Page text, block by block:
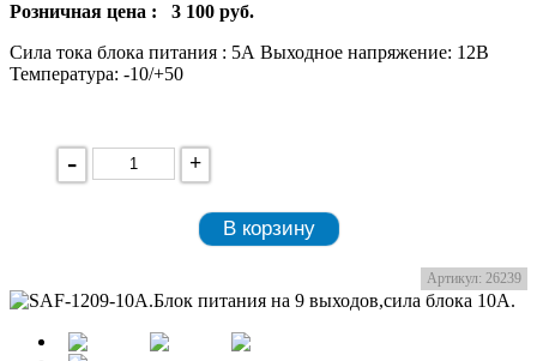
Розничная цена : 3 100 руб.
Сила тока блока питания : 5А Выходное напряжение: 12В
Температура: -10/+50
- +
В корзину
Артикул: 26239